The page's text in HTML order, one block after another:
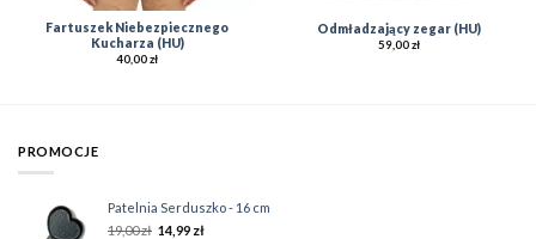
Fartuszek Niebezpiecznego
Kucharza (HU)
40,00zł
Odmładzający zegar (HU)
59,00zł
PROMOCJE
Patelnia Serduszko - 16 cm
19,00zł 14,99 zł